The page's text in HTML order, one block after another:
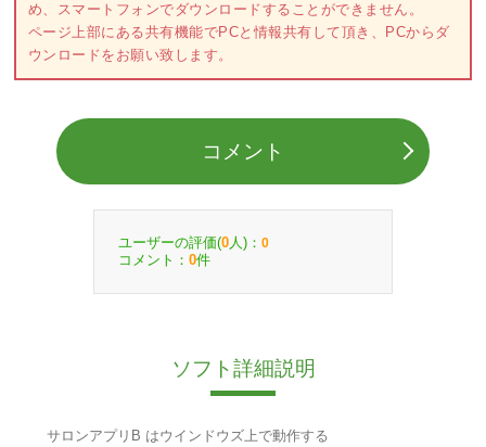
め、スマートフォンでダウンロードすることができません。
ページ上部にある共有機能でPCと情報共有して頂き、PCからダ
ウンロードをお願い致します。
コメント
ユーザーの評価(0 人)： 0
コメント： 0件
ソフト詳細説明
サロンアプリB はウインドウズ上で動作する